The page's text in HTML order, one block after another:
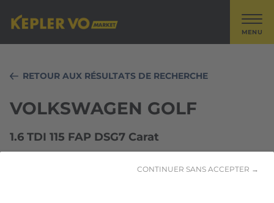
CONTINUER SANS ACCEPTER →
MENU
RETOUR AUX RÉSULTATS DE RECHERCHE
VOLKSWAGEN GOLF
1.6 TDI 115 FAP DSG7 Carat